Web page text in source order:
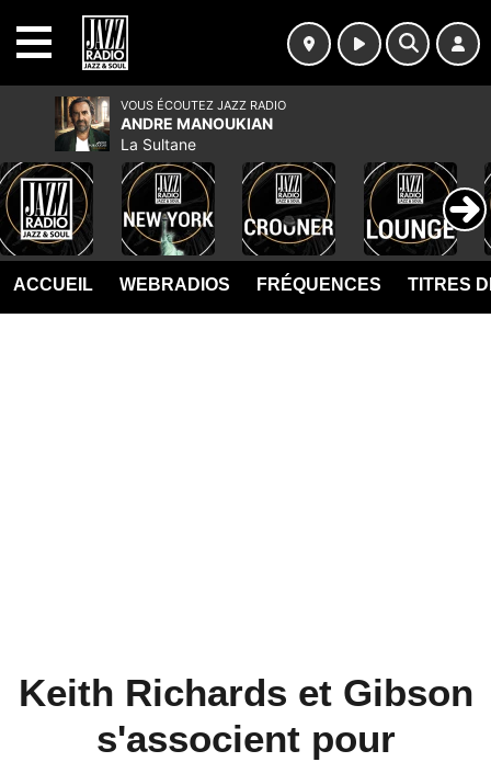
ACCUEIL WEBRADIOS FRÉQUENCES TITRES
Keith Richards et Gibson
s'associent pour
VOUS ÉCOUTEZ JAZZ RADIO
ANDRE MANOUKIAN
La Sultane